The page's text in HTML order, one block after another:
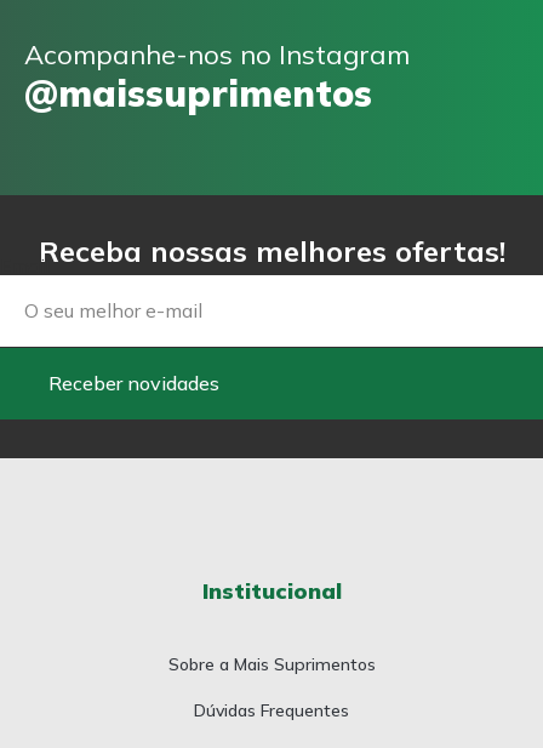
Acompanhe-nos no Instagram
@maissuprimentos
Receba nossas melhores ofertas!
Email
Receber novidades
Institucional
Sobre a Mais Suprimentos
Dúvidas Frequentes